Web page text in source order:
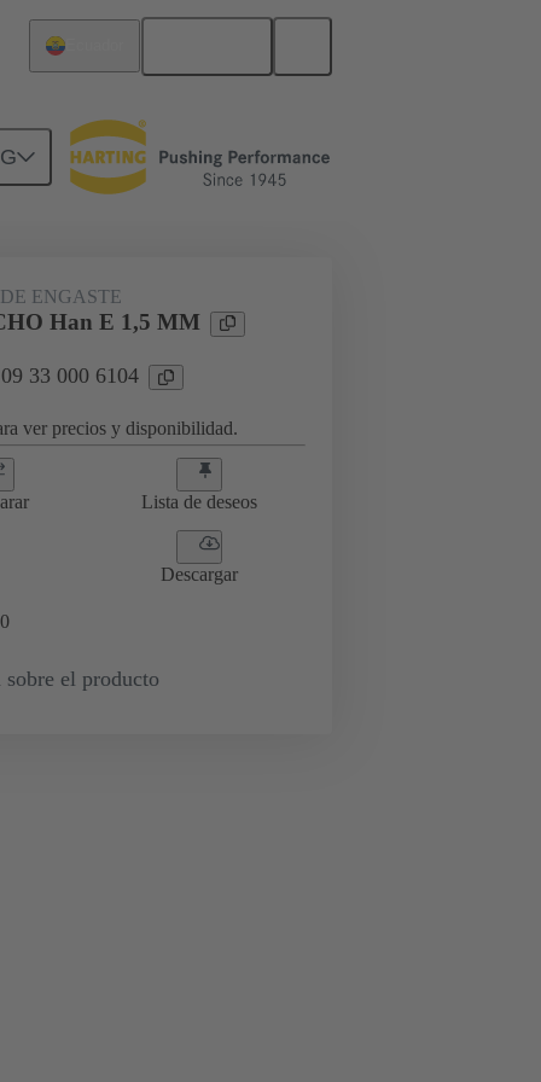
09 33 000 6104
ENGASTE
Han E 1,5 MM
33 000 6104
ver precios y disponibilidad.
Lista de deseos
Descargar
0
sobre el producto